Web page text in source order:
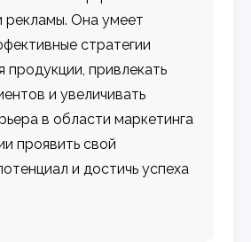
рекламы. Она умеет
стратегии
продукции, привлекать
и увеличивать
в области маркетинга
проявить свой
и достичь успеха